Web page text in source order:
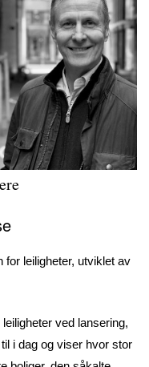
for leiligheter, utviklet av
ved lansering,
i dag og viser hvor stor